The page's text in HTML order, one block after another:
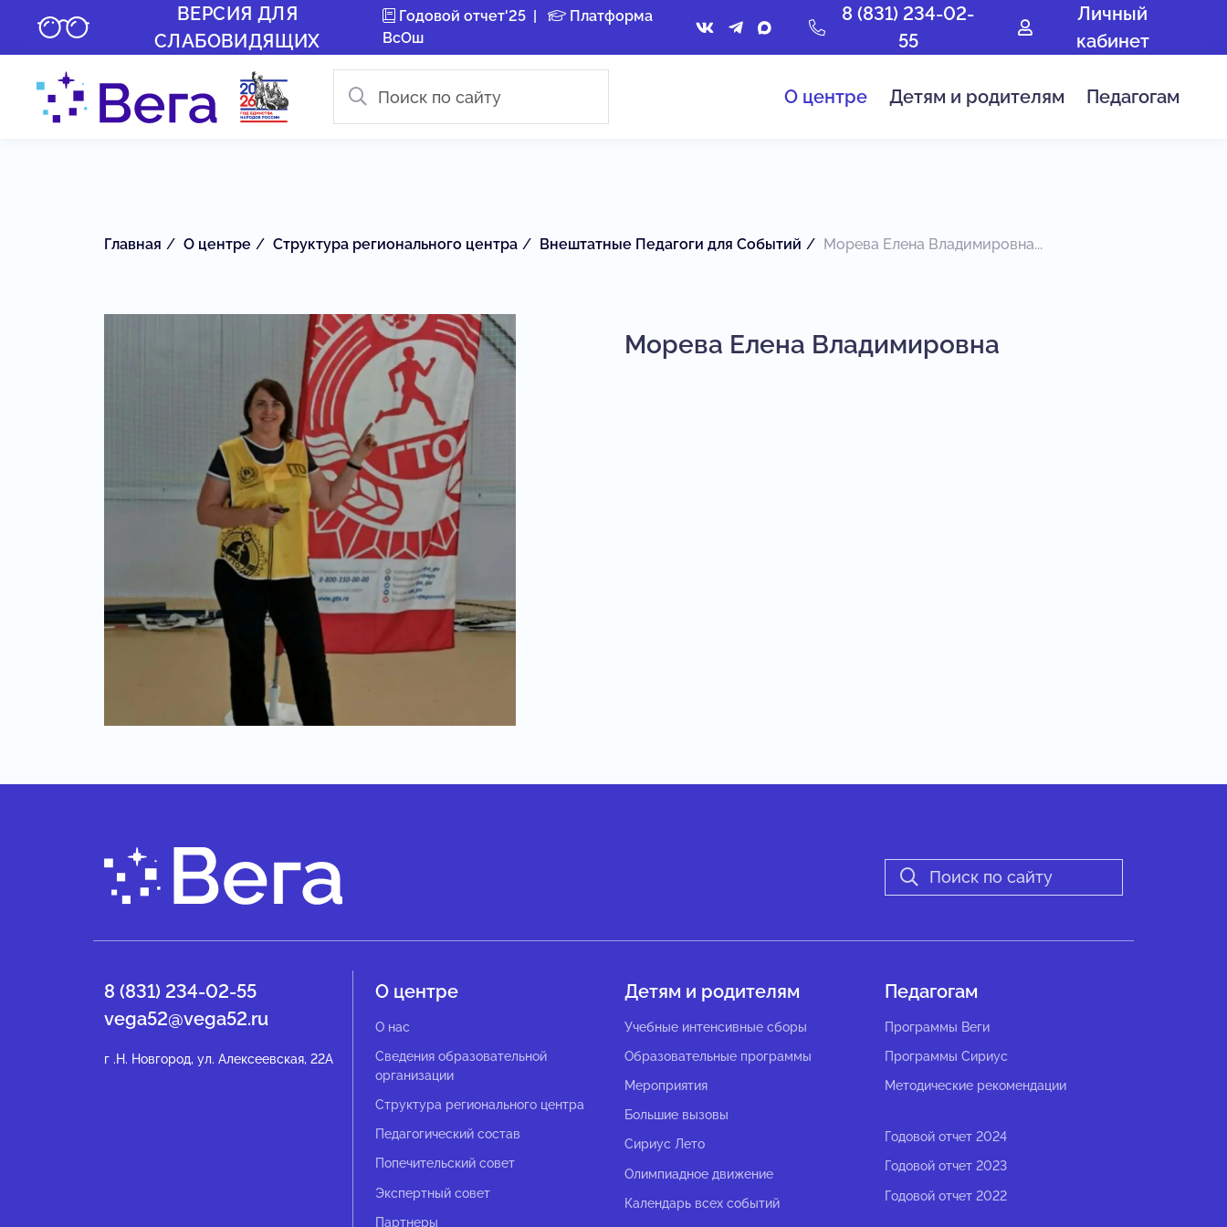
ВЕРСИЯ ДЛЯ
СЛАБОВИДЯЩИХ
Годовой отчет'25|
Платформа
ВсОш
8 (831) 234-02-
55
Личный
кабинет
О центре Детям и родителям Педагогам
Главная О центре Структура регионального центра Внештатные Педагоги для Событий Морева Елена Владимировна...
Морева Елена Владимировна
8 (831) 234-02-55
vega52@vega52.ru
г .Н. Новгород, ул. Алексеевская, 22А
О центре
О нас
Сведения образовательной
организации
Структура регионального центра
Педагогический состав
Попечительский совет
Экспертный совет
Партнеры
Детям и родителям
Учебные интенсивные сборы
Образовательные программы
Мероприятия
Большие вызовы
Сириус Лето
Олимпиадное движение
Календарь всех событий
Педагогам
Программы Веги
Программы Сириус
Методические рекомендации
Годовой отчет 2024
Годовой отчет 2023
Годовой отчет 2022